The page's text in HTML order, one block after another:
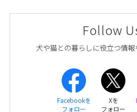
Follow
犬や猫との暮らしに役立つ情報
Facebookを
フォロー
Xを
フォロー